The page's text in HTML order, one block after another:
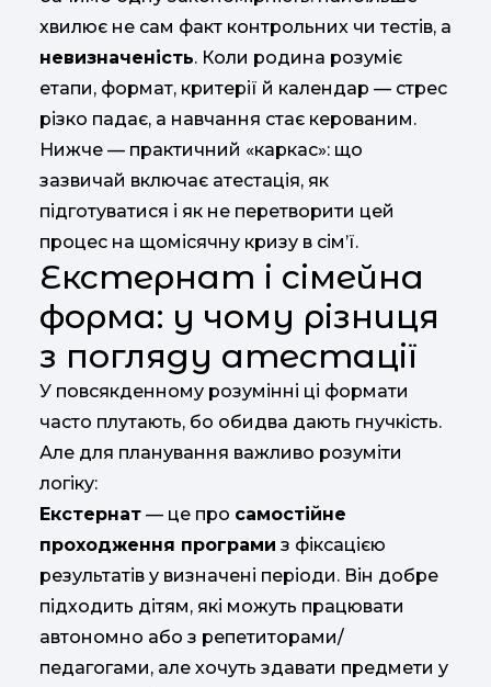
хвилює не сам факт контрольних чи тестів, а
невизначеність. Коли родина розуміє
етапи, формат, критерії й календар — стрес
різко падає, а навчання стає керованим.
Нижче — практичний «каркас»: що
зазвичай включає атестація, як
підготуватися і як не перетворити цей
процес на щомісячну кризу в сім’ї.
Екстернат і сімейна
форма: у чому різниця
з погляду атестації
У повсякденному розумінні ці формати
часто плутають, бо обидва дають гнучкість.
Але для планування важливо розуміти
логіку:
Екстернат — це про самостійне
проходження програми з фіксацією
результатів у визначені періоди. Він добре
підходить дітям, які можуть працювати
автономно або з репетиторами/
педагогами, але хочуть здавати предмети у